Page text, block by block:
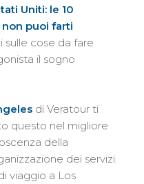
Uniti: le 10
puoi farti
sulle cose da fare
il sogno
di Veratour ti
questo nel migliore
della
dei servizi.
viaggio a Los